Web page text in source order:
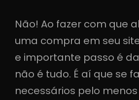
Não! Ao fazer com que
uma compra em seu
e importante passo é
não é tudo. É aí que se
necessários pelo